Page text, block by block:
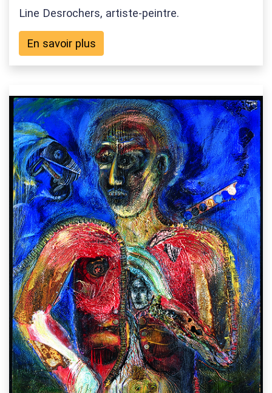
Line Desrochers, artiste-peintre.
En savoir plus